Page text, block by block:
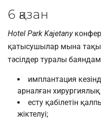
6 қазан
Hotel Park Kajetany
қатысушылар мына
тәсілдер туралы
имплантация
арналған хирургиялық
есту қабілетін
жіктелуі;